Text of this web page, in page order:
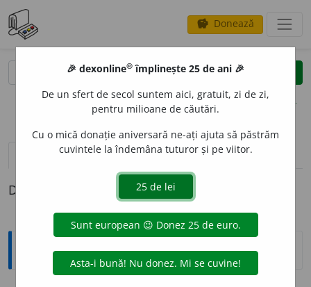
savings Donează
clear
opțiuni
definiții (1) pronunțievolume_up (9)
Definiția cu ID-ul 565850:
Explicative DEX
🎉 dexonline® împlinește 25 de ani 🎉
De un sfert de secol suntem aici, gratuit, zi de zi,
pentru milioane de căutări.
Cu o mică donație aniversară ne-ați ajuta să păstrăm
cuvintele la îndemâna tuturor și pe viitor.